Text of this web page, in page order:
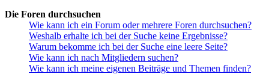
Die Foren durchsuchen
Wie kann ich ein Forum oder mehrere Foren durchsuchen?
Weshalb erhalte ich bei der Suche keine Ergebnisse?
Warum bekomme ich bei der Suche eine leere Seite?
Wie kann ich nach Mitgliedern suchen?
Wie kann ich meine eigenen Beiträge und Themen finden?